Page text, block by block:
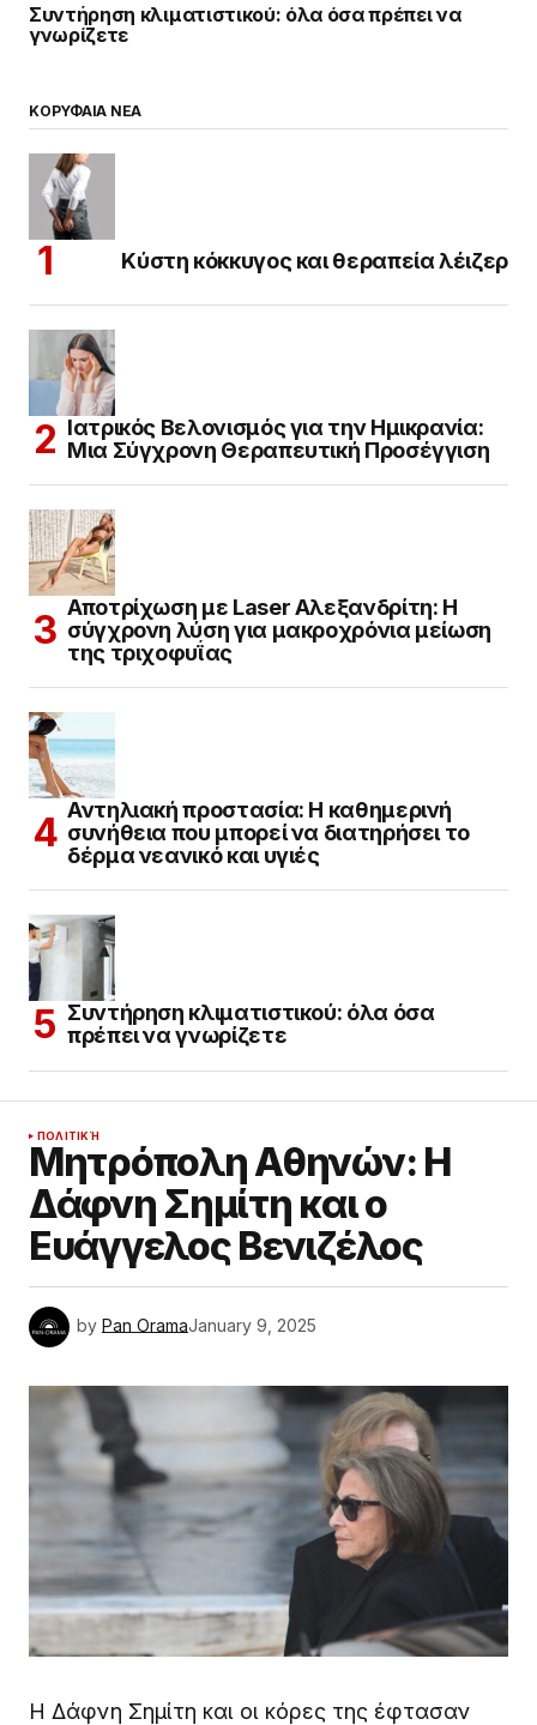
Συντήρηση κλιματιστικού: όλα όσα πρέπει να
γνωρίζετε
ΚΟΡΥΦΑΙΑ ΝΕΑ
Κύστη κόκκυγος και θεραπεία λέιζερ
Ιατρικός Βελονισμός για την Ημικρανία:
Μια Σύγχρονη Θεραπευτική Προσέγγιση
Αποτρίχωση με Laser Αλεξανδρίτη: Η
σύγχρονη λύση για μακροχρόνια μείωση
της τριχοφυΐας
Αντηλιακή προστασία: Η καθημερινή
συνήθεια που μπορεί να διατηρήσει το
δέρμα νεανικό και υγιές
Συντήρηση κλιματιστικού: όλα όσα
πρέπει να γνωρίζετε
ΠΟΛΙΤΙΚΉ
Μητρόπολη Αθηνών: Η
Δάφνη Σημίτη και ο
Ευάγγελος Βενιζέλος
by Pan OramaJanuary 9, 2025
Η Δάφνη Σημίτη και οι κόρες της έφτασαν